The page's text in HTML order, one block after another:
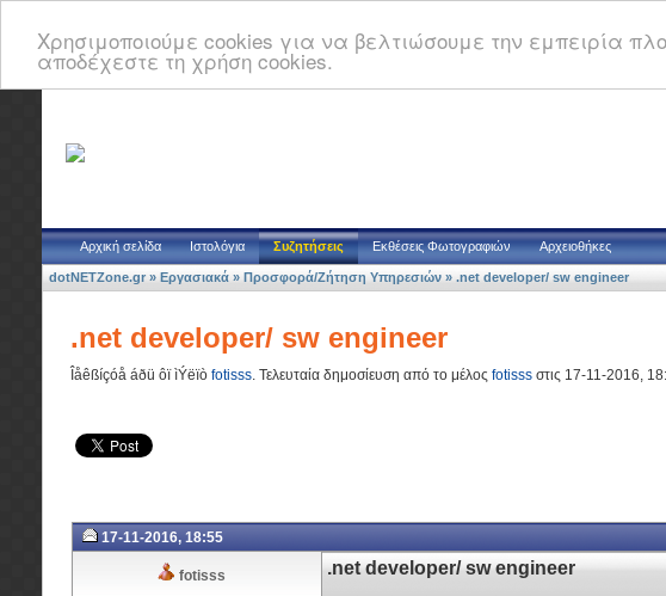
Χρησιμοποιούμε cookies για να βελτιώσουμε την εμπειρία
αποδέχεστε τη χρήση cookies.
Αρχική σελίδα Ιστολόγια Συζητήσεις Εκθέσεις Φωτογραφιών Αρχειοθήκες
dotNETZone.gr » Εργασιακά » Προσφορά/Ζήτηση Υπηρεσιών » .net developer/ sw engineer
.net developer/ sw engineer
Îåêßíçóå áðü ôï ìÝëïò fotisss. Τελευταία δημοσίευση από το μέλος fotisss στις 17-11-2016,
17-11-2016, 18:55
fotisss .net developer/ sw engineer